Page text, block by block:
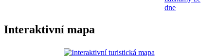
dne
Interaktivní mapa